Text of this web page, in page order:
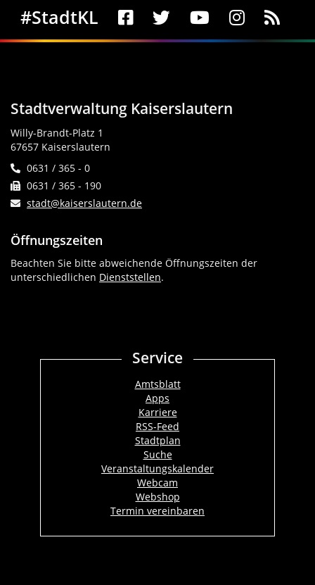
Social Media
#StadtKL
Stadtverwaltung Kaiserslautern
Willy-Brandt-Platz 1
67657 Kaiserslautern
0631 / 365 - 0
0631 / 365 - 190
stadt@kaiserslautern.de
Öffnungszeiten
Beachten Sie bitte abweichende Öffnungszeiten der
unterschiedlichen Dienststellen.
Service
Amtsblatt
Apps
Karriere
RSS-Feed
Stadtplan
Suche
Veranstaltungskalender
Webcam
Webshop
Termin vereinbaren